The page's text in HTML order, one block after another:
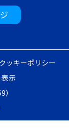
クッキーポリシー
示